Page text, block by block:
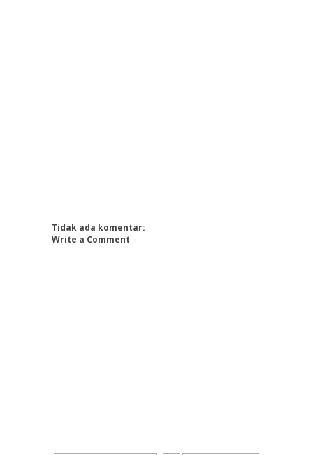
Tidak ada komentar:
Write a Comment